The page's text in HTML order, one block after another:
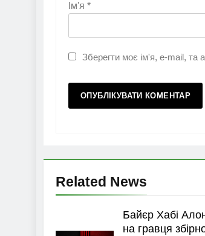
Ім'я *
Зберегти моє ім'я, e-mail, та
Related News
Байєр Хабі
на гравця